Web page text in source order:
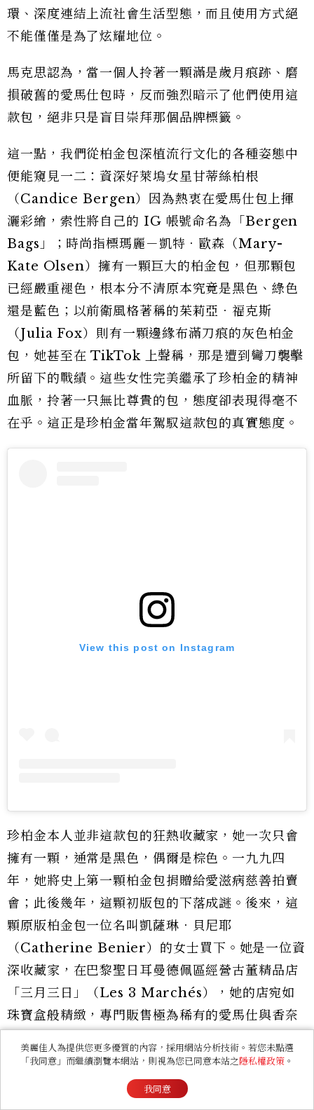
環、深度連結上流社會生活型態，而且使用方式絕
不能僅僅是為了炫耀地位。
馬克思認為，當一個人拎著一顆滿是歲月痕跡、磨
損破舊的愛馬仕包時，反而強烈暗示了他們使用這
款包，絕非只是盲目崇拜那個品牌標籤。
這一點，我們從柏金包深植流行文化的各種姿態中
便能窺見一二：資深好萊塢女星甘蒂絲柏根
（Candice Bergen）因為熱衷在愛馬仕包上揮
灑彩繪，索性將自己的 IG 帳號命名為「Bergen
Bags」；時尚指標瑪麗－凱特．歐森（Mary-
Kate Olsen）擁有一顆巨大的柏金包，但那顆包
已經嚴重褪色，根本分不清原本究竟是黑色、綠色
還是藍色；以前衛風格著稱的茱莉亞．福克斯
（Julia Fox）則有一顆邊緣布滿刀痕的灰色柏金
包，她甚至在 TikTok 上聲稱，那是遭到彎刀襲擊
所留下的戰績。這些女性完美繼承了珍柏金的精神
血脈，拎著一只無比尊貴的包，態度卻表現得毫不
在乎。這正是珍柏金當年駕馭這款包的真實態度。
View this post on Instagram
珍柏金本人並非這款包的狂熱收藏家，她一次只會
擁有一顆，通常是黑色，偶爾是棕色。一九九四
年，她將史上第一顆柏金包捐贈給愛滋病慈善拍賣
會；此後幾年，這顆初版包的下落成謎。後來，這
顆原版柏金包一位名叫凱薩琳．貝尼耶
（Catherine Benier）的女士買下。她是一位資
深收藏家，在巴黎聖日耳曼德佩區經營古董精品店
「三月三日」（Les 3 Marchés），她的店宛如
珠寶盒般精緻，專門販售極為稀有的愛馬仕與香奈
話，對方急促地要她務必盡快趕來看一款包。她抵
美麗佳人為提供您更多優質的內容，採用網站分析技術。若您未點選
「我同意」而繼續瀏覽本網站，則視為您已同意本站之隱私權政策 。
我同意